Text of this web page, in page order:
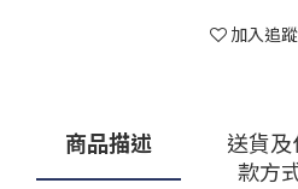
加入追
商品描述
送貨及
款方